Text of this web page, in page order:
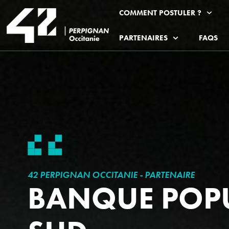
COMMENT POSTULER ?
PARTENAIRES FAQS
42 PERPIGNAN OCCITANIE - PARTENAIRE
BANQUE